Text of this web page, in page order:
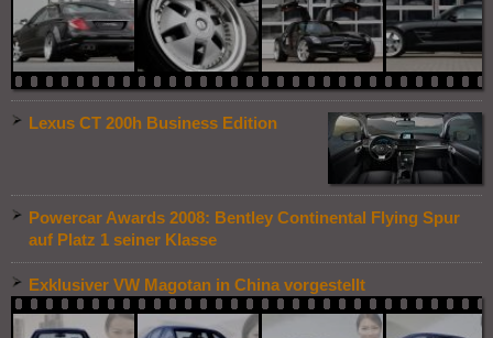
Lexus CT 200h Business Edition
Powercar Awards 2008: Bentley Continental Flying Spur
auf Platz 1 seiner Klasse
Exklusiver VW Magotan in China vorgestellt